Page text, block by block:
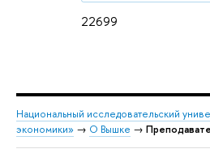
22699
Национальный исследовательский
экономики» → О Вышке →